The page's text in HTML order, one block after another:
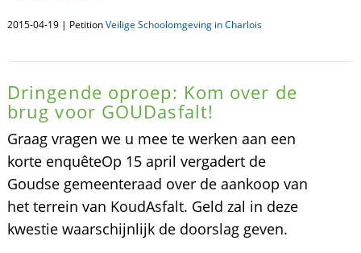
2015-04-19 | PetitionVeilige Schoolomgeving in Charlois
Dringende oproep: Kom over de
brug voor GOUDasfalt!
Graag vragen we u mee te werken aan een
korte enquêteOp 15 april vergadert de
Goudse gemeenteraad over de aankoop van
het terrein van KoudAsfalt. Geld zal in deze
kwestie waarschijnlijk de doorslag geven.